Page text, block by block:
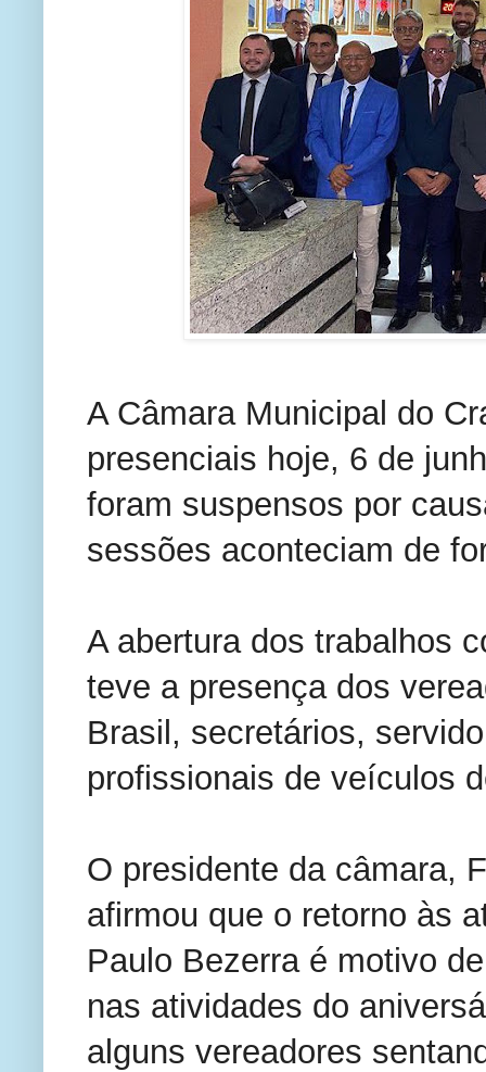
A Câmara Municipal do
presenciais hoje, 6 de
foram suspensos por
sessões aconteciam de
A abertura dos trabalhos
teve a presença dos
Brasil, secretários,
profissionais de veículos
O presidente da câmara,
afirmou que o retorno às
Paulo Bezerra é motivo
nas atividades do
alguns vereadores